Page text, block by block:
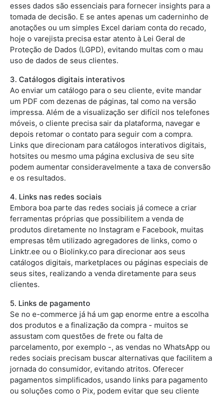
esses dados são essenciais para fornecer insights para a
tomada de decisão. E se antes apenas um caderninho de
anotações ou um simples Excel dariam conta do recado,
hoje o varejista precisa estar atento à Lei Geral de
Proteção de Dados (LGPD), evitando multas com o mau
uso de dados de seus clientes.
3. Catálogos digitais interativos
Ao enviar um catálogo para o seu cliente, evite mandar
um PDF com dezenas de páginas, tal como na versão
impressa. Além de a visualização ser difícil nos telefones
móveis, o cliente precisa sair da plataforma, navegar e
depois retomar o contato para seguir com a compra.
Links que direcionam para catálogos interativos digitais,
hotsites ou mesmo uma página exclusiva de seu site
podem aumentar consideravelmente a taxa de conversão
e os resultados.
4. Links nas redes sociais
Embora boa parte das redes sociais já comece a criar
ferramentas próprias que possibilitem a venda de
produtos diretamente no Instagram e Facebook, muitas
empresas têm utilizado agregadores de links, como o
Linktr.ee ou o Biolinky.co para direcionar aos seus
catálogos digitais, marketplaces ou páginas especiais de
seus sites, realizando a venda diretamente para seus
clientes.
5. Links de pagamento
Se no e-commerce já há um gap enorme entre a escolha
dos produtos e a finalização da compra - muitos se
assustam com questões de frete ou falta de
parcelamento, por exemplo -, as vendas no WhatsApp ou
redes sociais precisam buscar alternativas que facilitem a
jornada do consumidor, evitando atritos. Oferecer
pagamentos simplificados, usando links para pagamento
ou soluções como o Pix, podem evitar que seu cliente